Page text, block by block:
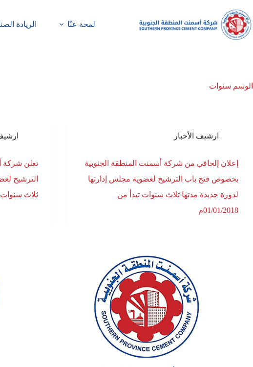
لمحة عنّا الريادة
الوسم سنوات
ارشيف الأخبار
إعلان إلحاقي من شركة أسمنت المنطقة الجنوبية
بخصوص فتح باب الترشيح لعضوية مجلس إدارتها
لدورة جديدة مدتها ثلاث سنوات تبدأ من
01/01/2018م
تعلن شركة
الترشيح
ثلاث سنوات تبدأ